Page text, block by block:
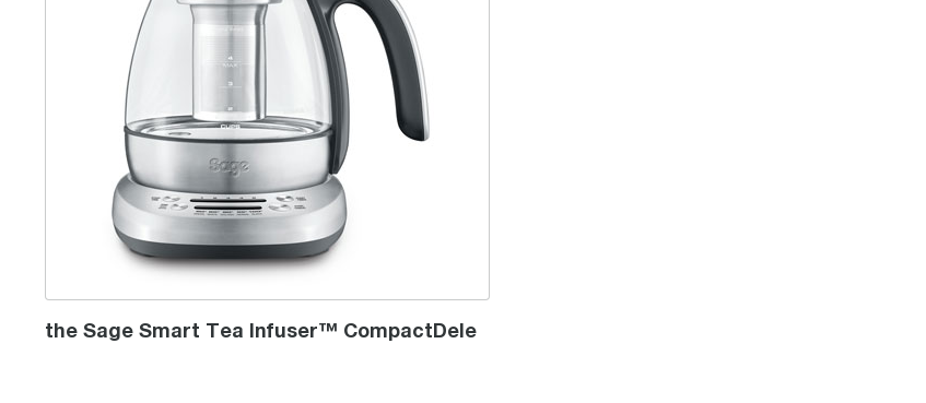
the Sage Smart Tea Infuser™ CompactDele